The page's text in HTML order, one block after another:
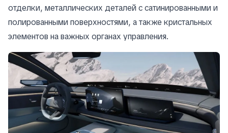
отделки, металлических деталей с сатинированными и
полированными поверхностями, а также кристальных
элементов на важных органах управления.